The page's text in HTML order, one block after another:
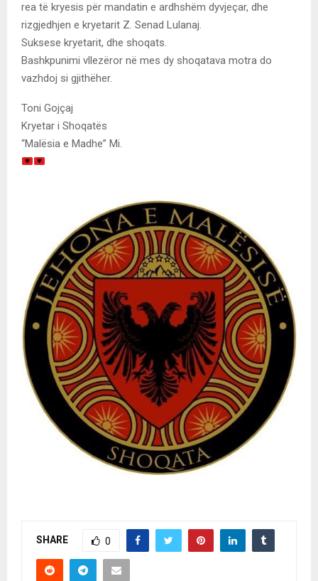
rea të kryesis për mandatin e ardhshëm dyvjeçar, dhe
rizgjedhjen e kryetarit Z. Senad Lulanaj.
Suksese kryetarit, dhe shoqats.
Bashkpunimi vllezëror në mes dy shoqatava motra do
vazhdoj si gjithëher.
Toni Gojçaj
Kryetar i Shoqatës
“Malësia e Madhe” Mi.
SHARE 0